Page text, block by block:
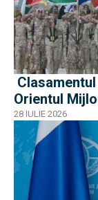
Orientul
28 IULIE 2026